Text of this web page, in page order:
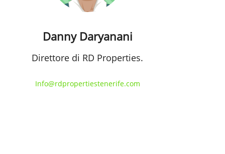
Danny Daryanani
Direttore di RD Properties.
Info@rdpropertiestenerife.com